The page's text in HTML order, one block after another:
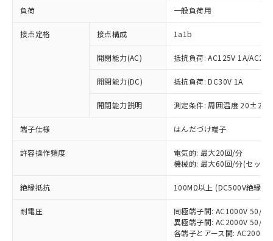
負荷 一般負荷用
接点定格 接点構成 1a1b
開閉能力(AC) 抵抗負荷: AC125V 1A/
開閉能力(DC) 抵抗負荷: DC30V 1A
開閉能力説明 測定条件: 周囲温度 20±2℃
端子仕様 はんだづけ端子
許容操作頻度
電気的: 最大20回/分
機械的: 最大60回/分(セット
絶縁抵抗 100MΩ以上 (DC500V絶縁抵
耐電圧
同極端子間: AC1000V 50/
異極端子間: AC2000V 50/
各端子とアース間:
※1 対応状況
対応済み：EU RoHS指令（10物質）の
非含有に対応した製品が提供可能な商品で